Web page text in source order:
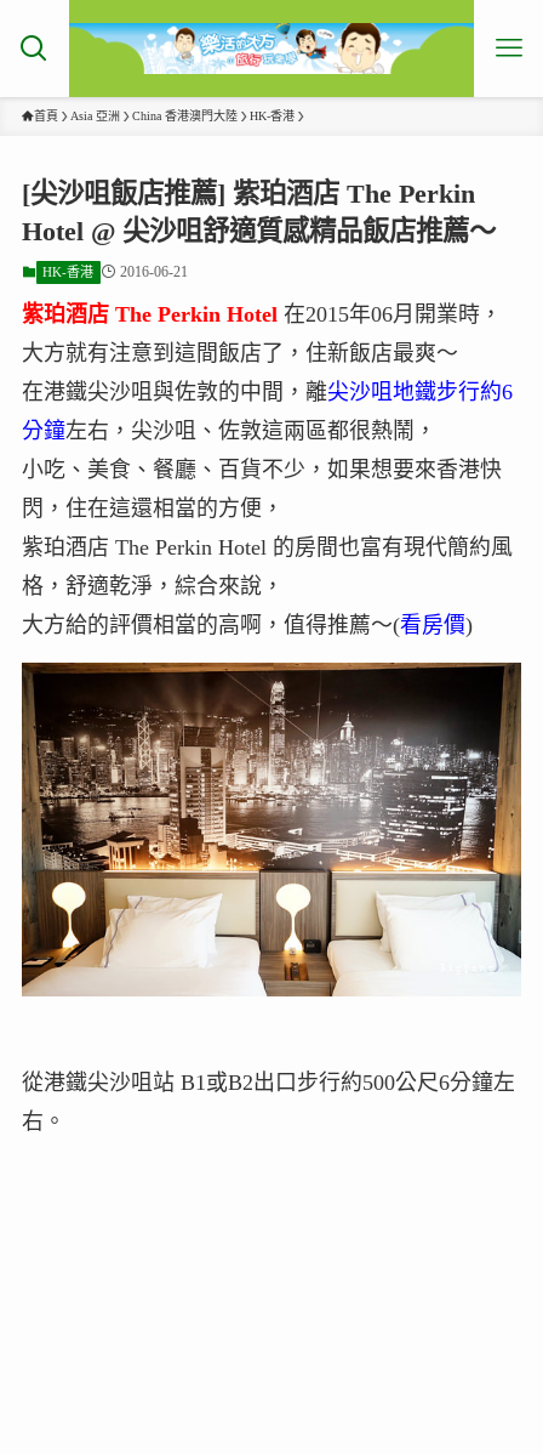
首頁 Asia 亞洲 China 香港澳門大陸 HK-香港
[尖沙咀飯店推薦] 紫珀酒店 The Perkin
Hotel @ 尖沙咀舒適質感精品飯店推薦～
HK-香港 2016-06-21
紫珀酒店 The Perkin Hotel在2015年06月開業時，
大方就有注意到這間飯店了，住新飯店最爽～
在港鐵尖沙咀與佐敦的中間，離尖沙咀地鐵步行約6
分鐘左右，尖沙咀、佐敦這兩區都很熱鬧，
小吃、美食、餐廳、百貨不少，如果想要來香港快
閃，住在這還相當的方便，
紫珀酒店 The Perkin Hotel 的房間也富有現代簡約風
格，舒適乾淨，綜合來說，
大方給的評價相當的高啊，值得推薦～(看房價)
從港鐵尖沙咀站 B1或B2出口步行約500公尺6分鐘左
右。